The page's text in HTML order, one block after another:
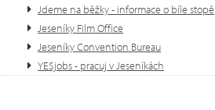
Jdeme na běžky - informace o bíle stopě
Jeseníky Film Office
Jeseníky Convention Bureau
YESjobs - pracuj v Jeseníkách